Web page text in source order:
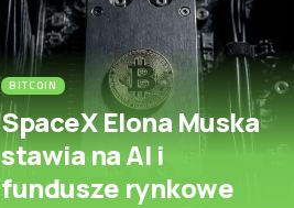
BITCOIN
SpaceX Elona Muska
stawia na AI i
fundusze rynkowe